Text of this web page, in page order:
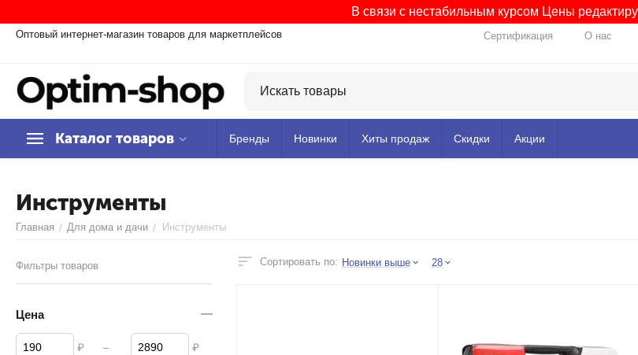
В связи с нестабильным курсом Цены
Оптовый интернет-магазин товаров для маркетплейсов Сертификация О нас
Каталог товаров Бренды Новинки Хиты продаж Скидки Акции
Инструменты
Главная / Для дома и дачи / Инструменты
Сортировать по: Новинки выше 28
Фильтры товаров
Цена
₽ – ₽